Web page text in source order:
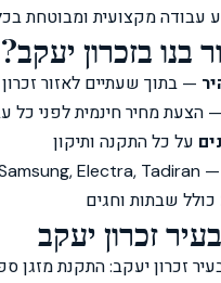
עבודה מקצועית ומבוטחת
בנו בזכרון יעקב?
— בתוך שעתיים לאזור
— הצעת מחיר חינמית לפני כל
על כל התקנה ותיקון
— Daikin, Mitsubishi, LG, Samsung, Electra, Tadiran ועוד
כולל שבתות וחגים
זכרון יעקב